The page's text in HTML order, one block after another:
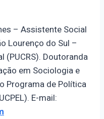
– Assistente Social
Lourenço do Sul –
(PUCRS). Doutoranda
em Sociologia e
Programa de Política
E-mail: